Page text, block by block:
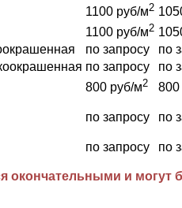
1100 руб/м2
1100 руб/м2
по запросу
по
по запросу
по
800 руб/м2 800
по запросу по
по запросу по
и могут